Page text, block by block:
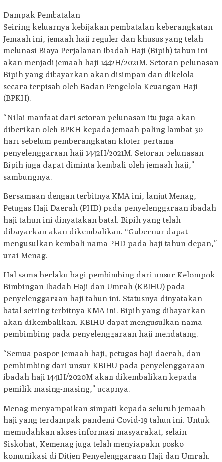
Dampak Pembatalan
Seiring keluarnya kebijakan pembatalan keberangkatan
Jemaah ini, jemaah haji reguler dan khusus yang telah
melunasi Biaya Perjalanan Ibadah Haji (Bipih) tahun ini
akan menjadi jemaah haji 1442H/2021M. Setoran pelunasan
Bipih yang dibayarkan akan disimpan dan dikelola
secara terpisah oleh Badan Pengelola Keuangan Haji
(BPKH).
“Nilai manfaat dari setoran pelunasan itu juga akan
diberikan oleh BPKH kepada jemaah paling lambat 30
hari sebelum pemberangkatan kloter pertama
penyelenggaraan haji 1442H/2021M. Setoran pelunasan
Bipih juga dapat diminta kembali oleh jemaah haji,”
sambungnya.
Bersamaan dengan terbitnya KMA ini, lanjut Menag,
Petugas Haji Daerah (PHD) pada penyelenggaraan ibadah
haji tahun ini dinyatakan batal. Bipih yang telah
dibayarkan akan dikembalikan. “Gubernur dapat
mengusulkan kembali nama PHD pada haji tahun depan,”
urai Menag.
Hal sama berlaku bagi pembimbing dari unsur Kelompok
Bimbingan Ibadah Haji dan Umrah (KBIHU) pada
penyelenggaraan haji tahun ini. Statusnya dinyatakan
batal seiring terbitnya KMA ini. Bipih yang dibayarkan
akan dikembalikan. KBIHU dapat mengusulkan nama
pembimbing pada penyelenggaraan haji mendatang.
“Semua paspor Jemaah haji, petugas haji daerah, dan
pembimbing dari unsur KBIHU pada penyelenggaraan
ibadah haji 1441H/2020M akan dikembalikan kepada
pemilik masing-masing,” ucapnya.
Menag menyampaikan simpati kepada seluruh jemaah
haji yang terdampak pandemi Covid-19 tahun ini. Untuk
memudahkan akses informasi masyarakat, selain
Siskohat, Kemenag juga telah menyiapakn posko
komunikasi di Ditjen Penyelenggaraan Haji dan Umrah.